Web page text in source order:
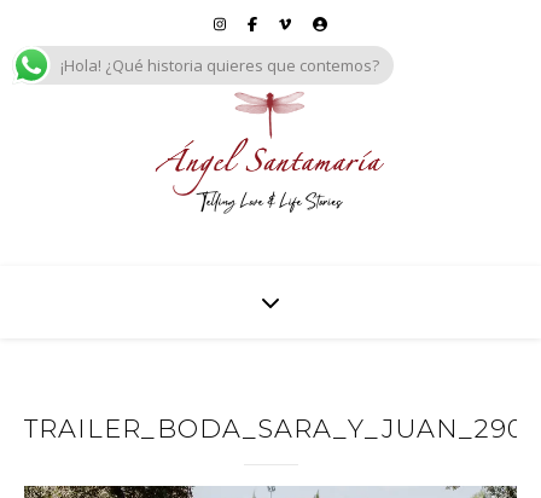
¡Hola! ¿Qué historia quieres que contemos?